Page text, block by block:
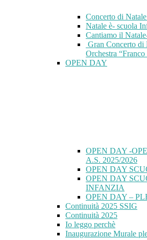
Concerto di
Natale è- scuola
Cantiamo il
Gran Concerto di
Orchestra “Franco
OPEN DAY
OPEN DAY -
A.S. 2025/2026
OPEN DAY
OPEN DAY
INFANZIA
OPEN DAY –
Continuità 2025 SSIG
Continuità 2025
Io leggo perchè
Inaugurazione Murale